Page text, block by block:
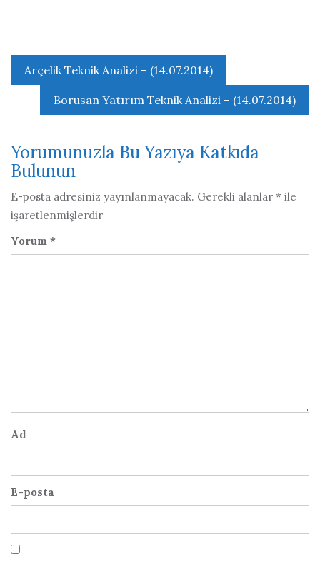
Yazı
gezinmesi
Arçelik Teknik Analizi – (14.07.2014)
Borusan Yatırım Teknik Analizi – (14.07.2014)
Yorumunuzla Bu Yazıya Katkıda
Bulunun
E-posta adresiniz yayınlanmayacak. Gerekli alanlar * ile
işaretlenmişlerdir
Yorum *
Ad
E-posta